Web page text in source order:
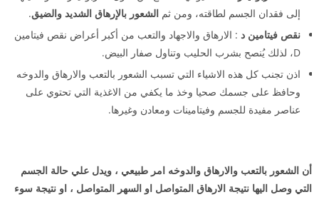
إلى فقدان الجسم لطاقته، ومن ثم الشعور بالإرهاق الشديد والضيق.
نقص فيتامين د : الارهاق والاجهاد والتعب من أكبر أعراض نقص فيتامين
D، لذلك يُنصح بشرب الحليب وتناول صفار البيض.
اذن تجنب كل هذه الاشياء التي تسبب الشعور بالتعب والارهاق والدوخه
وحافظ على جسمك صحيا وخذ ما يكفي من الاغذية التي تحتوي على
عناصر مفيدة للجسم وفيتامينات ومعادن وغيرها.
أن الشعور بالتعب والارهاق والدوخه امر طبيعي ، ويدل علي حالة الجسم
التي وصل اليها نتيجة الارهاق المتواصل او السهر المتواصل ، او نتيجة سوء